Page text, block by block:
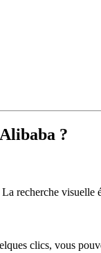
?
recherche
clics, vous